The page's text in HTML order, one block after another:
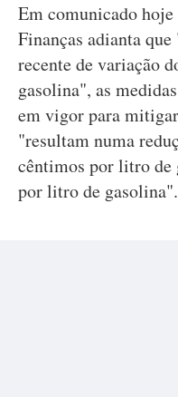
Em comunicado
Finanças adianta
recente de variação
gasolina", as
em vigor para
"resultam numa
cêntimos por litro de
por litro de gasolina".